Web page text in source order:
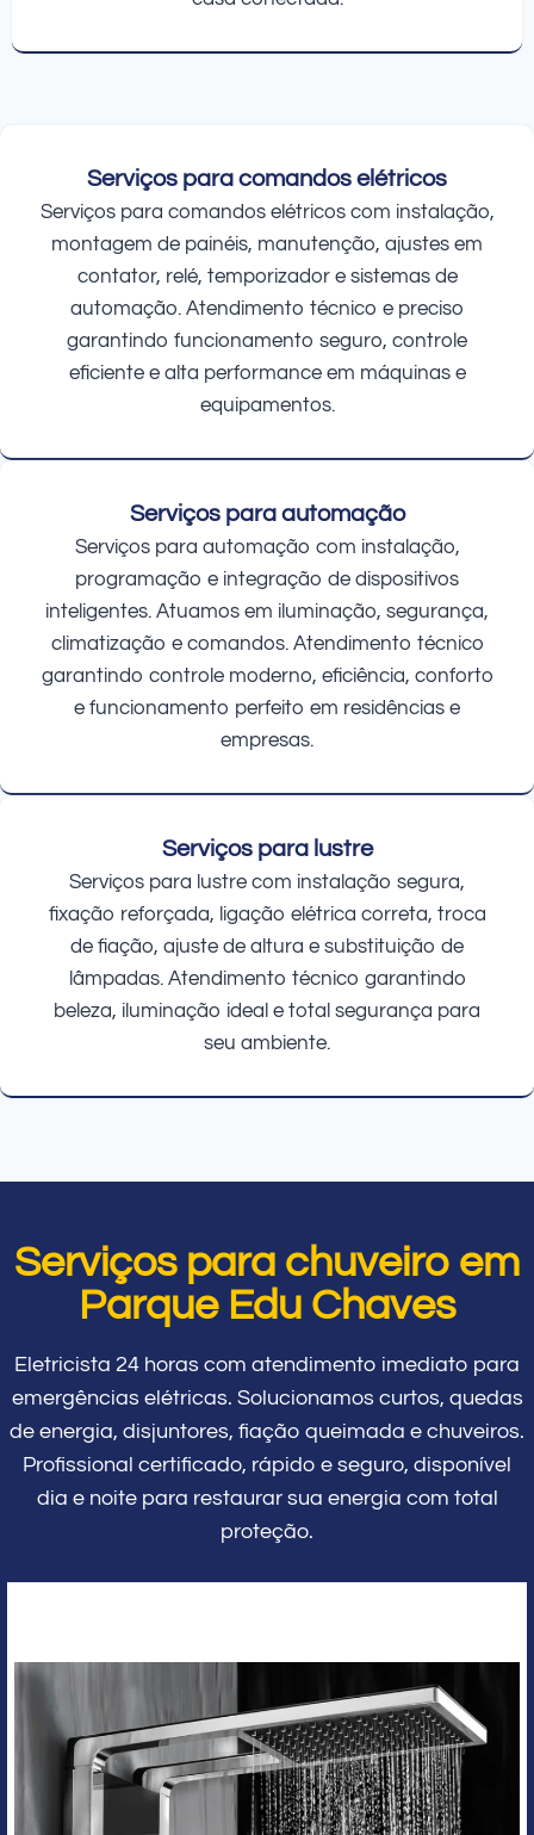
Serviços para comandos elétricos
Serviços para comandos elétricos com instalação,
montagem de painéis, manutenção, ajustes em
contator, relé, temporizador e sistemas de
automação. Atendimento técnico e preciso
garantindo funcionamento seguro, controle
eficiente e alta performance em máquinas e
equipamentos.
Serviços para automação
Serviços para automação com instalação,
programação e integração de dispositivos
inteligentes. Atuamos em iluminação, segurança,
climatização e comandos. Atendimento técnico
garantindo controle moderno, eficiência, conforto
e funcionamento perfeito em residências e
empresas.
Serviços para lustre
Serviços para lustre com instalação segura,
fixação reforçada, ligação elétrica correta, troca
de fiação, ajuste de altura e substituição de
lâmpadas. Atendimento técnico garantindo
beleza, iluminação ideal e total segurança para
seu ambiente.
Serviços para chuveiro em
Parque Edu Chaves
Eletricista 24 horas com atendimento imediato para
emergências elétricas. Solucionamos curtos, quedas
de energia, disjuntores, fiação queimada e chuveiros.
Profissional certificado, rápido e seguro, disponível
dia e noite para restaurar sua energia com total
proteção.